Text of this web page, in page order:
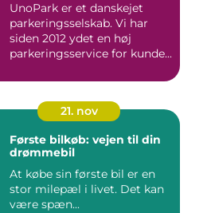
UnoPark er et danskejet
parkeringsselskab. Vi har
siden 2012 ydet en høj
parkeringsservice for kunde...
21. nov
Første bilkøb: vejen til din
drømmebil
At købe sin første bil er en
stor milepæl i livet. Det kan
være spæn...